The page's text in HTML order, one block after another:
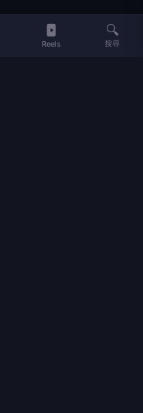
提供即時新聞、生活、健康、
Reels
🔍
搜尋